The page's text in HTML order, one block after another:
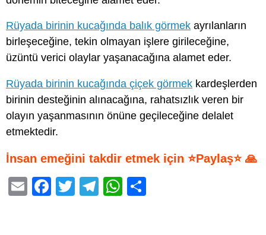
Rüyada birinin kucağında balık görmek ayrılanların
birleşeceğine, tekin olmayan işlere girileceğine,
üzüntü verici olaylar yaşanacağına alamet eder.
Rüyada birinin kucağında çiçek görmek kardeşlerden
birinin desteğinin alınacağına, rahatsızlık veren bir
olayın yaşanmasının önüne geçileceğine delalet
etmektedir.
İnsan emeğini takdir etmek için ⭐Paylaş⭐ 🙏
E
F
T
T
W